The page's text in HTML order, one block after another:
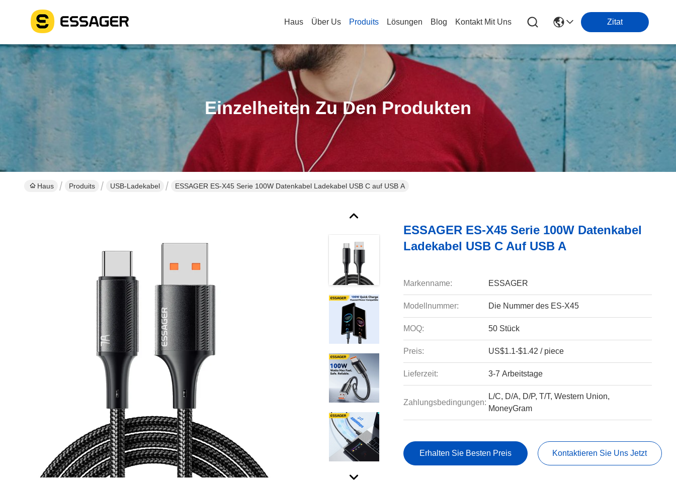
Haus Über Us Produits Lösungen Blog Kontakt Mit Uns Zitat
Einzelheiten Zu Den Produkten
Haus Produits USB-Ladekabel ESSAGER ES-X45 Serie 100W Datenkabel Ladekabel USB C auf USB A
ESSAGER ES-X45 Serie 100W Datenkabel
Ladekabel USB C Auf USB A
Markenname: ESSAGER
Modellnummer: Die Nummer des ES-X45
MOQ: 50 Stück
Preis: US$1.1-$1.42 / piece
Lieferzeit: 3-7 Arbeitstage
Zahlungsbedingungen:
L/C, D/A, D/P, T/T, Western Union,
MoneyGram
Erhalten Sie Besten Preis Kontaktieren Sie Uns Jetzt